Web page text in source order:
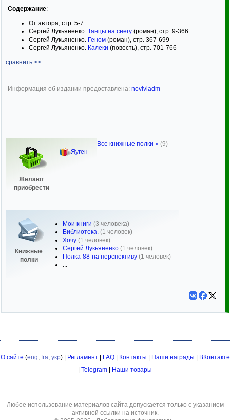
Содержание:
От автора, стр. 5-7
Сергей Лукьяненко. Танцы на снегу (роман), стр. 9-366
Сергей Лукьяненко. Геном (роман), стр. 367-699
Сергей Лукьяненко. Калеки (повесть), стр. 701-766
сравнить >>
Информация об издании предоставлена: novivladm
Желают
приобрести
Яуген
Книжные
полки
Мои книги (3 человека)
Библиотека. (1 человек)
Хочу (1 человек)
Сергей Лукьяненко (1 человек)
Полка-88-на перспективу (1 человек)
...
Все книжные полки » (9)
О сайте (eng, fra, укр) | Регламент| FAQ| Контакты Наши награды
ВКонтакте
Telegram Наши товары
Любое использование материалов сайта допускается только с указанием
активной ссылки на источник.